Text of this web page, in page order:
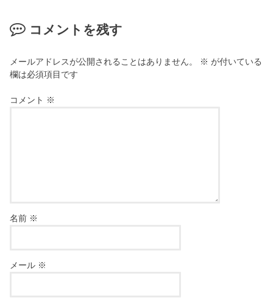
コメントを残す
メールアドレスが公開されることはありません。 ※ が付いている
欄は必須項目です
コメント ※
名前 ※
メール ※